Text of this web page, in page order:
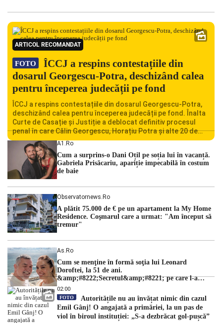
ARTICOL RECOMANDAT
FOTO
ÎCCJ a respins contestațiile din
dosarul Georgescu-Potra, deschizând calea
pentru începerea judecății pe fond
ÎCCJ a respins contestațiile din dosarul Georgescu-Potra,
deschizând calea pentru începerea judecății pe fond. Înalta
Curte de Casație și Justiție a deblocat definitiv procesul
penal în care Călin Georgescu, Horațiu Potra și alte 20 de
persoane sunt acuzați de acțiuni îndreptate împotriva
ordinii constituționale. În ședința din camera preliminară,
judecătorii de la instanța supremă au […]
A1.ro
Cum a surprins-o Dani Oțil pe soția lui în vacanță.
Gabriela Prisăcariu, apariție impecabilă în costum
de baie
Observatornews.ro
A plătit 75.000 de € pe un apartament la My Home
Residence. Coşmarul care a urmat: "Am început să
tremur"
As.ro
Cum se menţine în formă soţia lui Leonard
Doroftei, la 51 de ani.
&amp;#8222;Secretul&amp;#8221; pe care l-a
dezvăluit
02:00
FOTO
Autoritățile nu au învățat nimic din cazul
Emil Gânj! O angajată a primăriei, la un pas de
viol în biroul instituției: „S-a dezbrăcat gol-pușcă”